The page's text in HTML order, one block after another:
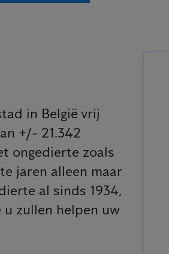
in België vrij
+/- 21.342
ongedierte zoals
jaren alleen maar
al sinds 1934,
zullen helpen uw